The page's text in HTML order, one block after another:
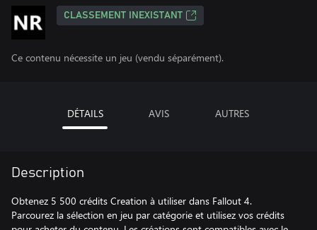
CLASSEMENT INEXISTANT
Ce contenu nécessite un jeu (vendu séparément).
DÉTAILS AVIS AUTRES
Description
Obtenez 5 500 crédits Creation à utiliser dans Fallout 4.
Parcourez la sélection en jeu par catégorie et utilisez vos crédits